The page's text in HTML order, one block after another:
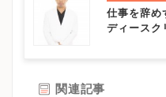
仕事を辞め
ディースク
関連記事